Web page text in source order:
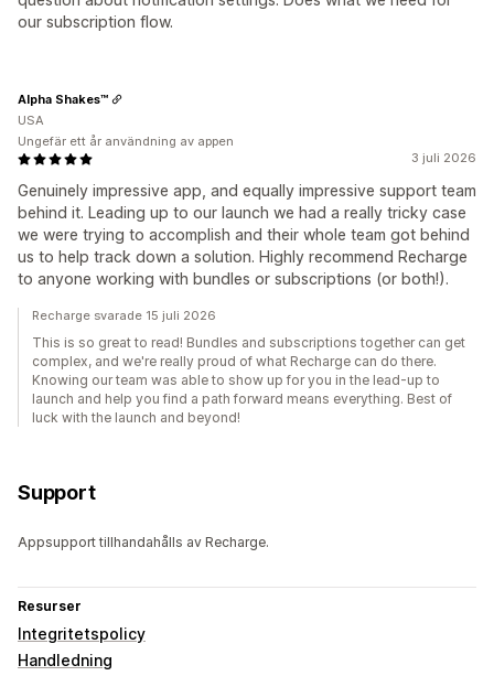
our subscription flow.
3 juli 2026
Genuinely impressive app, and equally impressive support team
behind it. Leading up to our launch we had a really tricky case
we were trying to accomplish and their whole team got behind
us to help track down a solution. Highly recommend Recharge
to anyone working with bundles or subscriptions (or both!).
Alpha Shakes™
USA
Ungefär ett år användning av appen
Recharge svarade 15 juli 2026
This is so great to read! Bundles and subscriptions together can get
complex, and we're really proud of what Recharge can do there.
Knowing our team was able to show up for you in the lead-up to
launch and help you find a path forward means everything. Best of
luck with the launch and beyond!
Support
Appsupport tillhandahålls av Recharge.
Resurser
Integritetspolicy
Handledning